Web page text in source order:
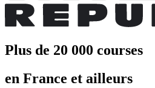
Plus de 20 000 courses
en France et ailleurs